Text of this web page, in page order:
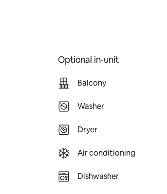
Optional in-unit
Balcony
Washer
Dryer
Air conditioning
Dishwasher